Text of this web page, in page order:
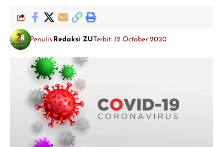
Penulis: Redaksi ZUTerbit: 12 October 2020